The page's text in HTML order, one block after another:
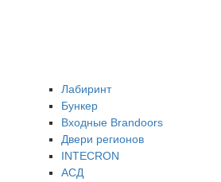
Лабиринт
Бункер
Входные Brandoors
Двери регионов
INTECRON
АСД